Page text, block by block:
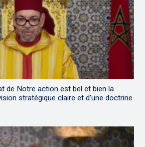
de Notre action est bel et bien la
stratégique claire et d’une doctrine